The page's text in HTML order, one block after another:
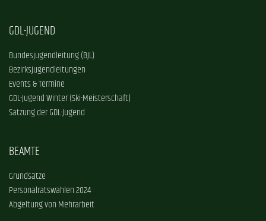
GDL-JUGEND
Bundesjugendleitung (BJL)
Bezirksjugendleitungen
Events & Termine
GDL-Jugend Winter (Ski-Meisterschaft)
Satzung der GDL-Jugend
BEAMTE
Grundsätze
Personalratswahlen 2024
Abgeltung von Mehrarbeit